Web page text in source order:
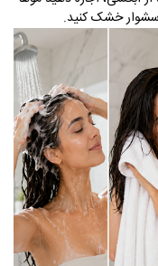
خشک کنید.